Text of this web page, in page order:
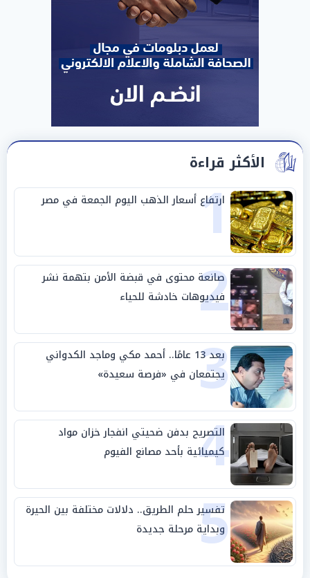
الأكثر قراءة
1
ارتفاع أسعار الذهب اليوم الجمعة في مصر
2
صانعة محتوى في قبضة الأمن بتهمة نشر
فيديوهات خادشة للحياء
3 بعد 13 عامًا.. أحمد مكي وماجد الكدواني
يجتمعان في «فرصة سعيدة»
4
التصريح بدفن ضحيتي انفجار خزان مواد
كيميائية بأحد مصانع الفيوم
5
تفسير حلم الطريق.. دلالات مختلفة بين الحيرة
وبداية مرحلة جديدة